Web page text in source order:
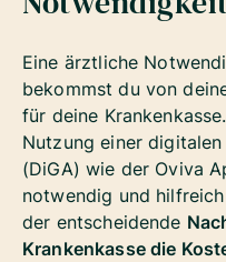
Eine ärztliche
bekommst du von
für deine
Nutzung einer
(DiGA) wie der Oviva
notwendig und
der entscheidende
Krankenkasse die